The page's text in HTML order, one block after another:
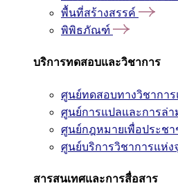
พื้นที่สร้างสรรค์
พิพิธภัณฑ์
บริการทดสอบและวิชาการ
ศูนย์ทดสอบทางวิชาการ
ศูนย์การแปลและการล่า
ศูนย์กฎหมายเพื่อประช
ศูนย์บริการวิชาการแห่
สารสนเทศและการสื่อสาร